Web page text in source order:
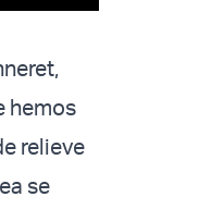
hemos
relieve
se